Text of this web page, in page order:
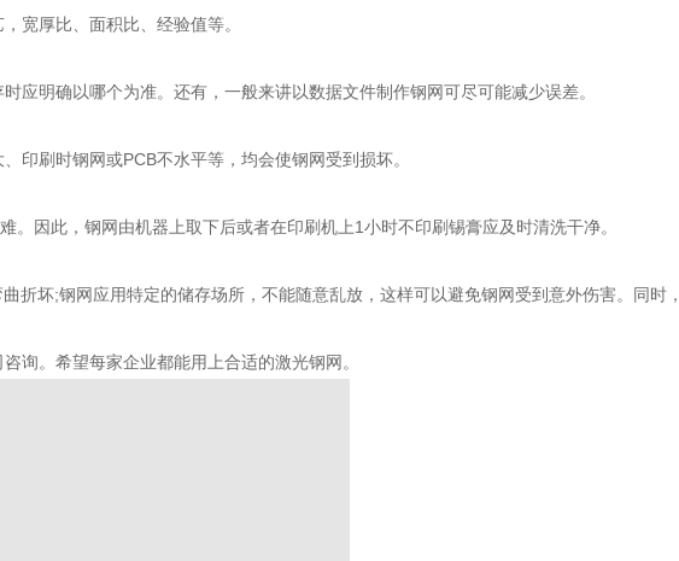
厚比、面积比、经验值等。
明确以哪个为准。还有，一般来讲以数据文件制作钢网可尽可能减少误差。
刷时钢网或PCB不水平等，均会使钢网受到损坏。
此，钢网由机器上取下后或者在印刷机上1小时不印刷锡膏应及时清洗干净。
坏;钢网应用特定的储存场所，不能随意乱放，这样可以避免钢网受到意外伤害。同时
。希望每家企业都能用上合适的激光钢网。